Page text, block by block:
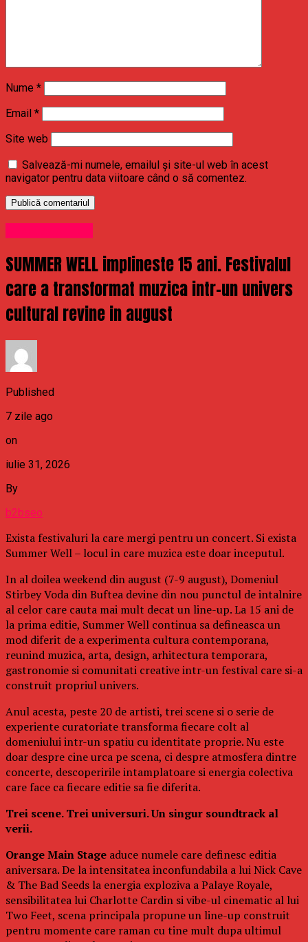
Nume *
Email *
Site web
Salvează-mi numele, emailul și site-ul web în acest
navigator pentru data viitoare când o să comentez.
SUMMER WELL implineste 15 ani. Festivalul
care a transformat muzica intr-un univers
cultural revine in august
Published
7 zile ago
on
iulie 31, 2026
By
b2bseo
Exista festivaluri la care mergi pentru un concert. Si exista
Summer Well – locul in care muzica este doar inceputul.
In al doilea weekend din august (7-9 august), Domeniul
Stirbey Voda din Buftea devine din nou punctul de intalnire
al celor care cauta mai mult decat un line-up. La 15 ani de
la prima editie, Summer Well continua sa defineasca un
mod diferit de a experimenta cultura contemporana,
reunind muzica, arta, design, arhitectura temporara,
gastronomie si comunitati creative intr-un festival care si-a
construit propriul univers.
Anul acesta, peste 20 de artisti, trei scene si o serie de
experiente curatoriate transforma fiecare colt al
domeniului intr-un spatiu cu identitate proprie. Nu este
doar despre cine urca pe scena, ci despre atmosfera dintre
concerte, descoperirile intamplatoare si energia colectiva
care face ca fiecare editie sa fie diferita.
Trei scene. Trei universuri. Un singur soundtrack al
verii.
Orange Main Stage aduce numele care definesc editia
aniversara. De la intensitatea inconfundabila a lui Nick Cave
& The Bad Seeds la energia exploziva a Palaye Royale,
sensibilitatea lui Charlotte Cardin si vibe-ul cinematic al lui
Two Feet, scena principala propune un line-up construit
pentru momente care raman cu tine mult dupa ultimul